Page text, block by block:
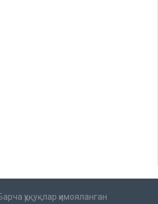
ҳуқуқлар ҳимояланган